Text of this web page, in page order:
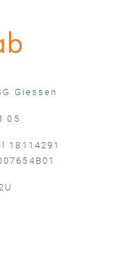
Giessen
05
18114291